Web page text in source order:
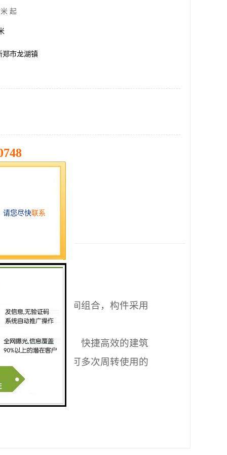
起
郑市龙湖镇
数系列进行空间组合，构件采用
立了环保节能、快捷高效的建筑
供应、可库存和可多次周转使用的